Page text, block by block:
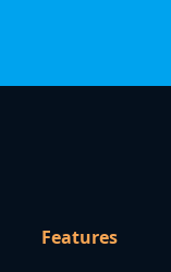
Features